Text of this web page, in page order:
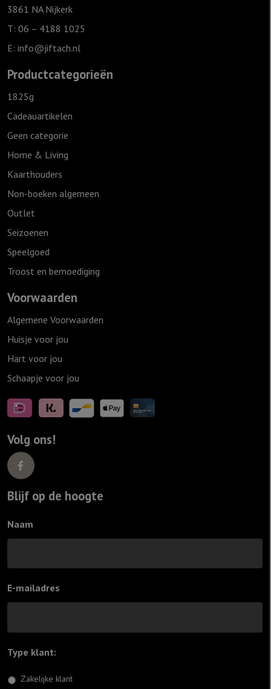
3861 NA Nijkerk
T: 06 – 4188 1025
E: info@jiftach.nl
Productcategorieën
1825g
Cadeauartikelen
Geen categorie
Home & Living
Kaarthouders
Non-boeken algemeen
Outlet
Seizoenen
Speelgoed
Troost en bemoediging
Voorwaarden
Algemene Voorwaarden
Huisje voor jou
Hart voor jou
Schaapje voor jou
Volg ons!
Blijf op de hoogte
Naam
E-mailadres
Type klant:
Zakelijke klant